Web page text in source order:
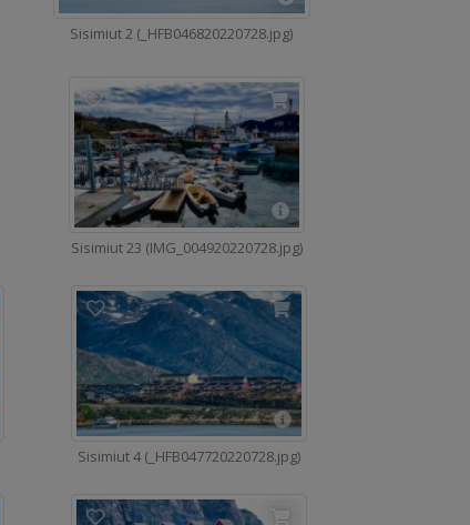
Sisimiut 2 (_HFB046820220728.jpg)
Sisimiut 23 (IMG_004920220728.jpg)
Sisimiut 4 (_HFB047720220728.jpg)